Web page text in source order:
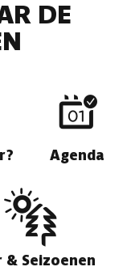
DE
Agenda
& Seizoenen